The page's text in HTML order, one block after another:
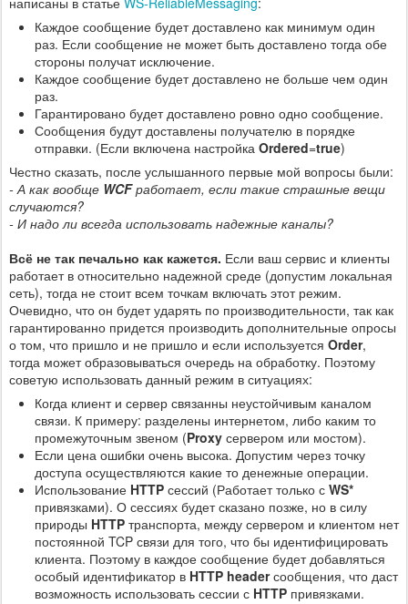
Каждое сообщение будет доставлено как минимум один
раз. Если сообщение не может быть доставлено тогда обе
стороны получат исключение.
Каждое сообщение будет доставлено не больше чем один
раз.
Гарантировано будет доставлено ровно одно сообщение.
Сообщения будут доставлены получателю в порядке
отправки. (Если включена настройка Ordered=true)
Честно сказать, после услышанного первые мой вопросы были:
- А как вообще WCFработает, если такие страшные вещи
случаются?
- И надо ли всегда использовать надежные каналы?
Всё не так печально как кажется. Если ваш сервис и клиенты
работает в относительно надежной среде (допустим локальная
сеть), тогда не стоит всем точкам включать этот режим.
Очевидно, что он будет ударять по производительности, так как
гарантированно придется производить дополнительные опросы
о том, что пришло и не пришло и если используется Order,
тогда может образовываться очередь на обработку. Поэтому
советую использовать данный режим в ситуациях:
Когда клиент и сервер связанны неустойчивым каналом
связи. К примеру: разделены интернетом, либо каким то
промежуточным звеном (Proxy сервером или мостом).
Если цена ошибки очень высока. Допустим через точку
доступа осуществляются какие то денежные операции.
Использование HTTP сессий (Работает только с WS*
привязками). О сессиях будет сказано позже, но в силу
природы HTTP транспорта, между сервером и клиентом нет
постоянной TCP связи для того, что бы идентифицировать
клиента. Поэтому в каждое сообщение будет добавляться
особый идентификатор в HTTP headerсообщения, что даст
возможность использовать сессии с HTTP привязками.